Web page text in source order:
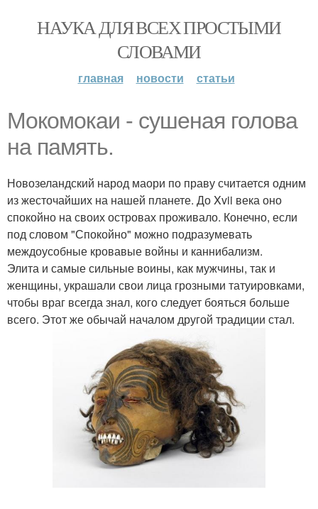
НАУКА ДЛЯ ВСЕХ ПРОСТЫМИ
СЛОВАМИ
главная новости статьи
Мокомокаи - сушеная голова
на память.
Новозеландский народ маори по праву считается одним
из жесточайших на нашей планете. До Xvii века оно
спокойно на своих островах проживало. Конечно, если
под словом "Спокойно" можно подразумевать
междоусобные кровавые войны и каннибализм.
Элита и самые сильные воины, как мужчины, так и
женщины, украшали свои лица грозными татуировками,
чтобы враг всегда знал, кого следует бояться больше
всего. Этот же обычай началом другой традиции стал.